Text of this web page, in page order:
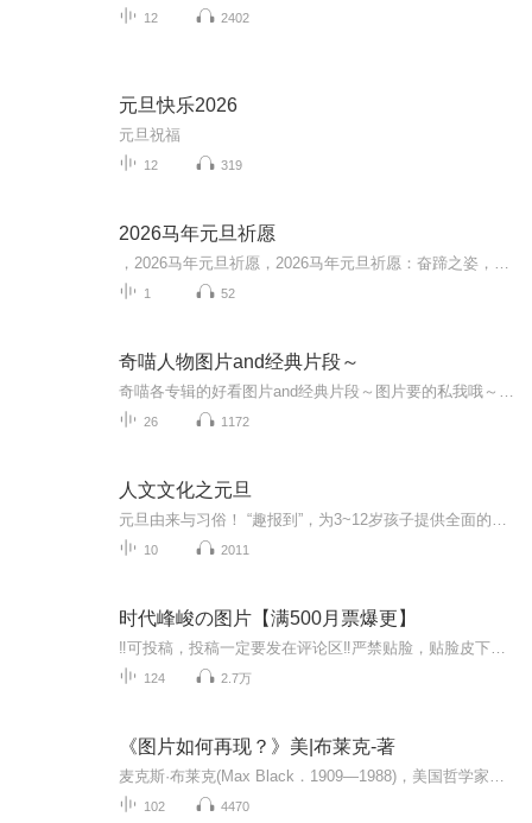
12 2402
元旦快乐2026
元旦祝福
12 319
2026马年元旦祈愿
1 52
奇喵人物图片and经典片段～
26 1172
人文文化之元旦
10 2011
时代峰峻の图片【满500月票爆更】
124 2.7万
《图片如何再现？》美|布莱克-著
102 4470